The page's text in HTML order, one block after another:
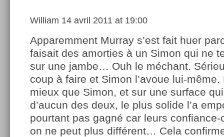
William 14 avril 2011 at 19:00
Apparemment Murray s’est fait huer
faisait des amorties à un Simon qui ne
sur une jambe… Ouh le méchant.
coup à faire et Simon l’avoue lui-
mieux que Simon, et sur une surface
d’aucun des deux, le plus solide l’a
pourtant pas gagné car leurs
on ne peut plus différent… Cela